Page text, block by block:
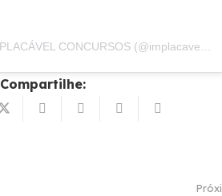
Compartilhe: